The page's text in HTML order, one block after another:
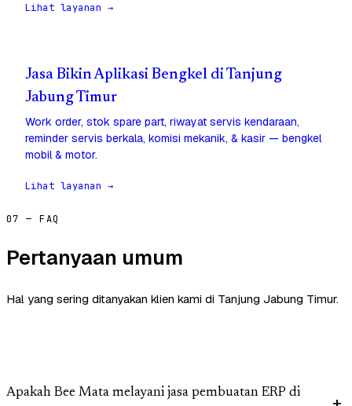
Lihat layanan →
Jasa Bikin Aplikasi Bengkel di Tanjung
Jabung Timur
Work order, stok spare part, riwayat servis kendaraan,
reminder servis berkala, komisi mekanik, & kasir — bengkel
mobil & motor.
Lihat layanan →
07 — FAQ
Pertanyaan umum
Hal yang sering ditanyakan klien kami di Tanjung Jabung Timur.
Apakah Bee Mata melayani jasa pembuatan ERP di